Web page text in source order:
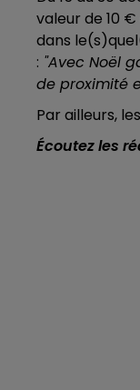
valeur de 10
dans
: "Avec Noël
de proximité
Par ailleurs,
Écoutez les